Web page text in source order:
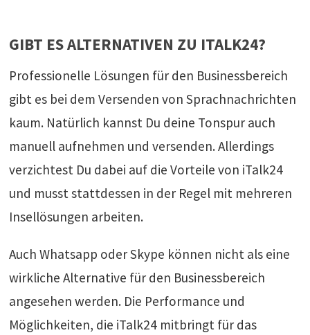
GIBT ES ALTERNATIVEN ZU ITALK24?
Professionelle Lösungen für den Businessbereich
gibt es bei dem Versenden von Sprachnachrichten
kaum. Natürlich kannst Du deine Tonspur auch
manuell aufnehmen und versenden. Allerdings
verzichtest Du dabei auf die Vorteile von iTalk24
und musst stattdessen in der Regel mit mehreren
Insellösungen arbeiten.
Auch Whatsapp oder Skype können nicht als eine
wirkliche Alternative für den Businessbereich
angesehen werden. Die Performance und
Möglichkeiten, die iTalk24 mitbringt für das